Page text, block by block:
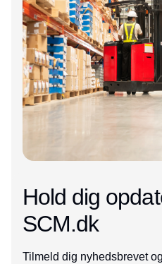
Hold dig
SCM.dk
Tilmeld dig nyhedsbrevet